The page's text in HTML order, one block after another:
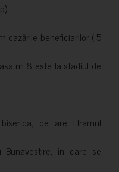
cazările beneficiarilor ( 5
nr 8 este la stadiul de
ce are Hramul
Bunavestire, în care se